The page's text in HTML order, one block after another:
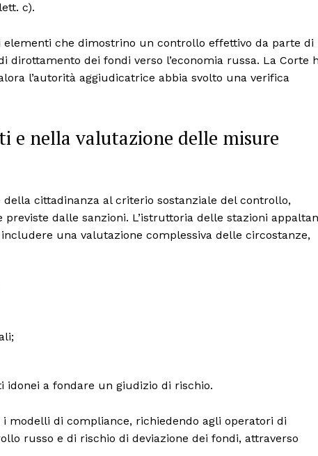
c).
elementi che dimostrino un controllo effettivo da parte di
dei fondi verso l’economia russa. La Corte
l’autorità aggiudicatrice abbia svolto una verifica
e nella valutazione delle misure
cittadinanza al criterio sostanziale del controllo,
dalle sanzioni. L’istruttoria delle stazioni
una valutazione complessiva delle circostanze,
a fondare un giudizio di rischio.
modelli di compliance, richiedendo agli operatori di
russo e di rischio di deviazione dei fondi, attraverso